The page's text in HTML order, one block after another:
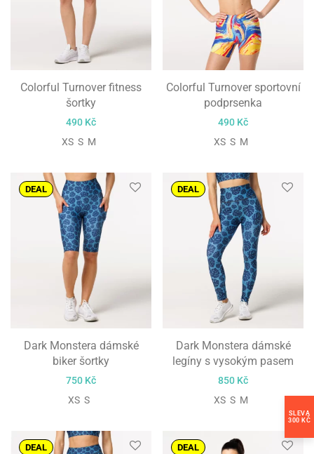
Colorful Turnover fitness
šortky
490 Kč
XS S M
Colorful Turnover sportovní
podprsenka
490 Kč
XS S M
DEAL
Dark Monstera dámské
biker šortky
750 Kč
XS S
DEAL
Dark Monstera dámské
legíny s vysokým pasem
850 Kč
XS S M
DEAL DEAL
SLEVA
300 KČ